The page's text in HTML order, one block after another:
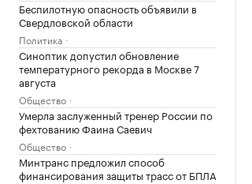
Беспилотную опасность объявили в
Свердловской области
Политика
Синоптик допустил обновление
температурного рекорда в Москве 7
августа
Общество
Умерла заслуженный тренер России по
фехтованию Фаина Саевич
Общество
Минтранс предложил способ
финансирования защиты трасс от БПЛА